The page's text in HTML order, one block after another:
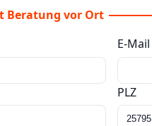
Beratung vor Ort
E-Mail
PLZ